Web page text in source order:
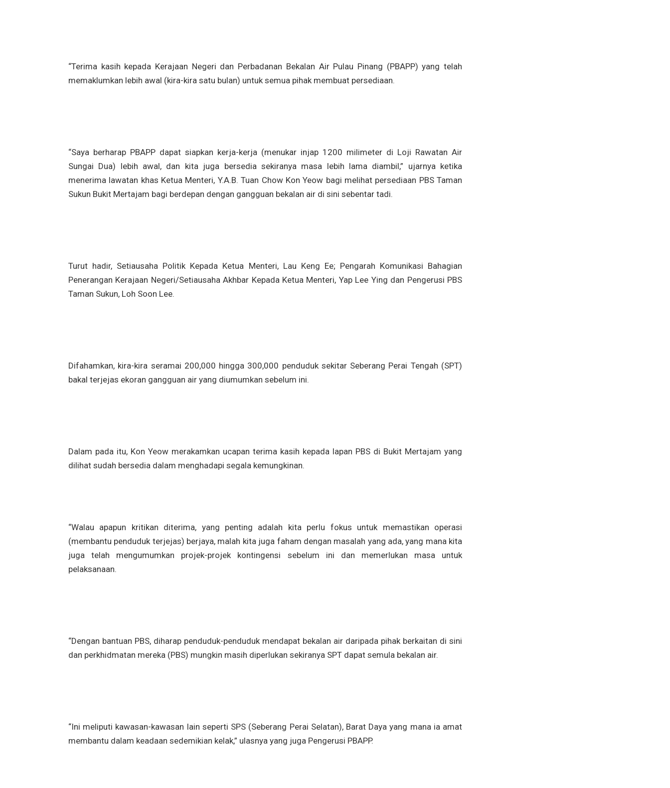
“Terima kasih kepada Kerajaan Negeri dan Perbadanan Bekalan Air Pulau Pinang (PBAPP) yang telah
memaklumkan lebih awal (kira-kira satu bulan) untuk semua pihak membuat persediaan.
“Saya berharap PBAPP dapat siapkan kerja-kerja (menukar injap 1200 milimeter di Loji Rawatan Air
Sungai Dua) lebih awal, dan kita juga bersedia sekiranya masa lebih lama diambil,” ujarnya ketika
menerima lawatan khas Ketua Menteri, Y.A.B. Tuan Chow Kon Yeow bagi melihat persediaan PBS Taman
Sukun Bukit Mertajam bagi berdepan dengan gangguan bekalan air di sini sebentar tadi.
Turut hadir, Setiausaha Politik Kepada Ketua Menteri, Lau Keng Ee; Pengarah Komunikasi Bahagian
Penerangan Kerajaan Negeri/Setiausaha Akhbar Kepada Ketua Menteri, Yap Lee Ying dan Pengerusi PBS
Taman Sukun, Loh Soon Lee.
Difahamkan, kira-kira seramai 200,000 hingga 300,000 penduduk sekitar Seberang Perai Tengah (SPT)
bakal terjejas ekoran gangguan air yang diumumkan sebelum ini.
Dalam pada itu, Kon Yeow merakamkan ucapan terima kasih kepada lapan PBS di Bukit Mertajam yang
dilihat sudah bersedia dalam menghadapi segala kemungkinan.
“Walau apapun kritikan diterima, yang penting adalah kita perlu fokus untuk memastikan operasi
(membantu penduduk terjejas) berjaya, malah kita juga faham dengan masalah yang ada, yang mana kita
juga telah mengumumkan projek-projek kontingensi sebelum ini dan memerlukan masa untuk
pelaksanaan.
“Dengan bantuan PBS, diharap penduduk-penduduk mendapat bekalan air daripada pihak berkaitan di sini
dan perkhidmatan mereka (PBS) mungkin masih diperlukan sekiranya SPT dapat semula bekalan air.
“Ini meliputi kawasan-kawasan lain seperti SPS (Seberang Perai Selatan), Barat Daya yang mana ia amat
membantu dalam keadaan sedemikian kelak,” ulasnya yang juga Pengerusi PBAPP.